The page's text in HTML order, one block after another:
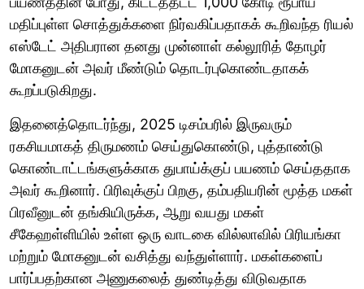
மதிப்புள்ள சொத்துக்களை நிர்வகிப்பதாகக் கூறிவந்த ரியல்
எஸ்டேட் அதிபரான தனது முன்னாள் கல்லூரித் தோழர்
மோகனுடன் அவர் மீண்டும் தொடர்புகொண்டதாகக்
கூறப்படுகிறது.
இதனைத்தொடர்ந்து, 2025 டிசம்பரில் இருவரும்
ரகசியமாகத் திருமணம் செய்துகொண்டு, புத்தாண்டு
கொண்டாட்டங்களுக்காக துபாய்க்குப் பயணம் செய்ததாக
அவர் கூறினார். பிரிவுக்குப் பிறகு, தம்பதியரின் மூத்த மகள்
பிரவீனுடன் தங்கியிருக்க, ஆறு வயது மகள்
சீகேஹள்ளியில் உள்ள ஒரு வாடகை வில்லாவில் பிரியங்கா
மற்றும் மோகனுடன் வசித்து வந்துள்ளார். மகள்களைப்
பார்ப்பதற்கான அணுகலைத் துண்டித்து விடுவதாக